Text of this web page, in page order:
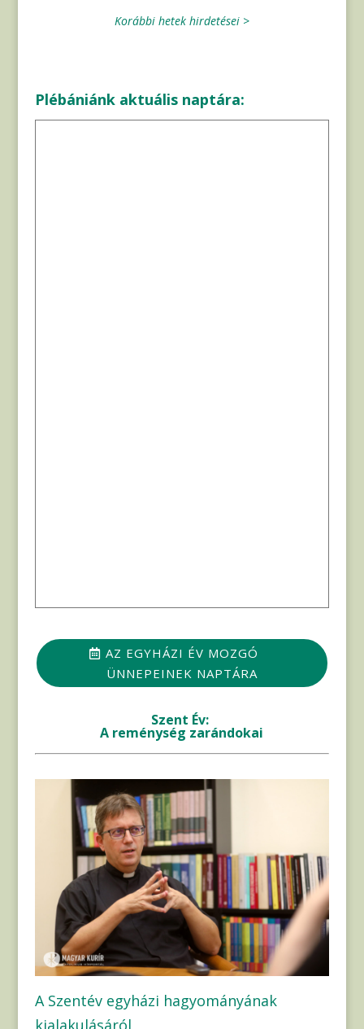
Korábbi hetek hirdetései >
Plébániánk aktuális naptára:
AZ EGYHÁZI ÉV MOZGÓ
ÜNNEPEINEK NAPTÁRA
Szent Év:
A reménység zarándokai
A Szentév egyházi hagyományának
kialakulásáról